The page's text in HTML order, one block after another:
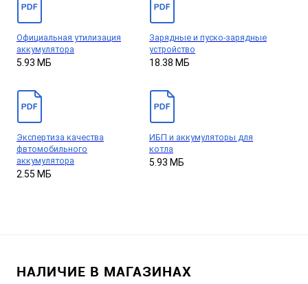
Официальная утилизация
аккумулятора
5.93 МБ
Зарядные и пуско-зарядные
устройство
18.38 МБ
Экспертиза качества
фвтомобильного
аккумулятора
2.55 МБ
ИБП и аккумуляторы для
котла
5.93 МБ
НАЛИЧИЕ В МАГАЗИНАХ